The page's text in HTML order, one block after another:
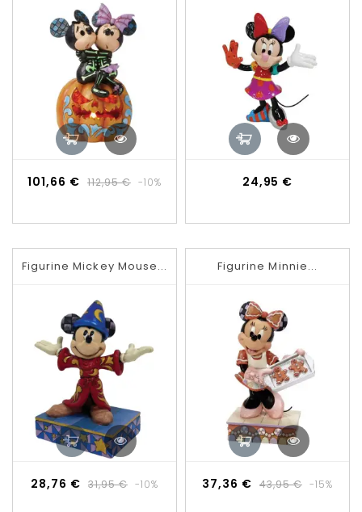
101,66 € Prix
base
112,95 € Prix
-10% 24,95 €
Figurine Mickey Mouse...
28,76 € Prix
31,95 € Prix
-10%
Figurine Minnie...
37,36 € Prix
43,95 € Prix
-15%